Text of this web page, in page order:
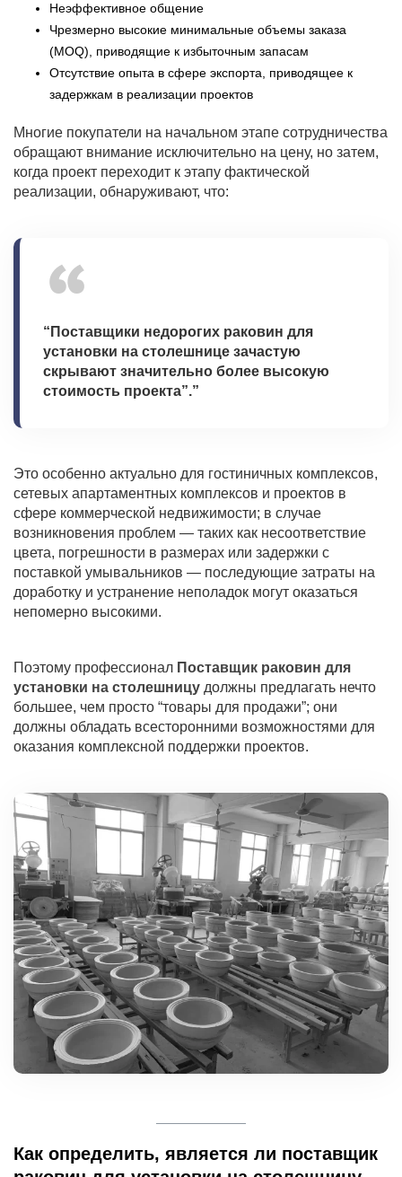
Неэффективное общение
Чрезмерно высокие минимальные объемы заказа
(MOQ), приводящие к избыточным запасам
Отсутствие опыта в сфере экспорта, приводящее к
задержкам в реализации проектов
Многие покупатели на начальном этапе сотрудничества
обращают внимание исключительно на цену, но затем,
когда проект переходит к этапу фактической
реализации, обнаруживают, что:
“Поставщики недорогих раковин для
установки на столешнице зачастую
скрывают значительно более высокую
стоимость проекта”.”
Это особенно актуально для гостиничных комплексов,
сетевых апартаментных комплексов и проектов в
сфере коммерческой недвижимости; в случае
возникновения проблем — таких как несоответствие
цвета, погрешности в размерах или задержки с
поставкой умывальников — последующие затраты на
доработку и устранение неполадок могут оказаться
непомерно высокими.
Поэтому профессионал Поставщик раковин для
установки на столешницу должны предлагать нечто
большее, чем просто “товары для продажи”; они
должны обладать всесторонними возможностями для
оказания комплексной поддержки проектов.
Как определить, является ли поставщик